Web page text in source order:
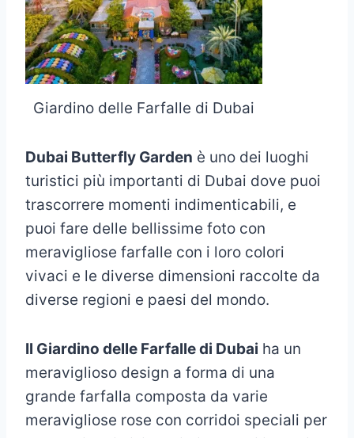
Giardino delle Farfalle di Dubai
Dubai Butterfly Garden è uno dei luoghi
turistici più importanti di Dubai dove puoi
trascorrere momenti indimenticabili, e
puoi fare delle bellissime foto con
meravigliose farfalle con i loro colori
vivaci e le diverse dimensioni raccolte da
diverse regioni e paesi del mondo.
Il Giardino delle Farfalle di Dubai ha un
meraviglioso design a forma di una
grande farfalla composta da varie
meravigliose rose con corridoi speciali per